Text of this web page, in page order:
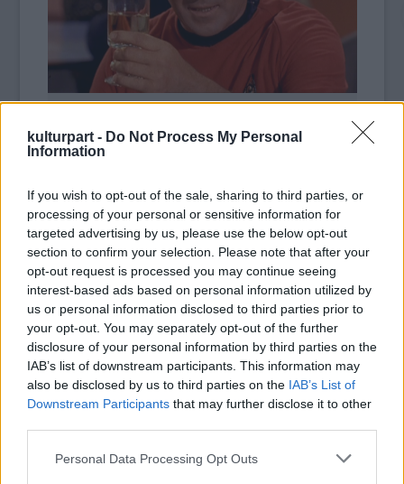
kulturpart - Do Not Process My Personal
Information
If you wish to opt-out of the sale, sharing to third parties, or
processing of your personal or sensitive information for
targeted advertising by us, please use the below opt-out
section to confirm your selection. Please note that after your
opt-out request is processed you may continue seeing
interest-based ads based on personal information utilized by
us or personal information disclosed to third parties prior to
your opt-out. You may separately opt-out of the further
disclosure of your personal information by third parties on the
IAB’s list of downstream participants. This information may
also be disclosed by us to third parties on the IAB’s List of
Downstream Participants that may further disclose it to other
Please note that this website/app uses one or more Google
Personal Data Processing Opt Outs
James Doohan Scotty szerepében
Trek sorozatban alakított Scottyval, a széria
Enterprise űrhajójának főmérnökével. A
"Sugározz fel, Scotty!" mondat, amely
számtalanszor elhangzott az epizódokban,
szállóigévé vált az idők során.
A kanadai színész 85 esztendős korában,
2005-ben hunyt el. Halála előtt úgy
rendelkezett, hogy a hamvait juttassák ki az
űrbe. 2007-ben a hamvait tartalmazó
kapszula pár percre el is hagyta a Föld
Egy évre rá a SpaceX megpróbálta a hamvak